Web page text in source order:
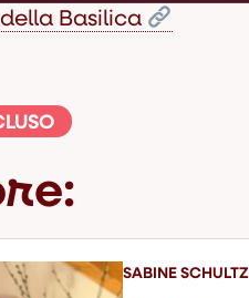
Basilica
SABINE SCHULTZ